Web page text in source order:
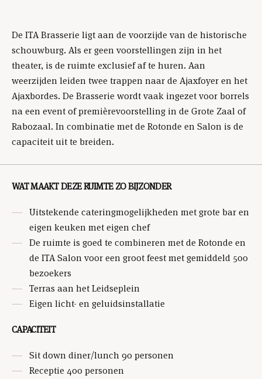
De ITA Brasserie ligt aan de voorzijde van de historische
schouwburg. Als er geen voorstellingen zijn in het
theater, is de ruimte exclusief af te huren. Aan
weerzijden leiden twee trappen naar de Ajaxfoyer en het
Ajaxbordes. De Brasserie wordt vaak ingezet voor borrels
na een event of premièrevoorstelling in de Grote Zaal of
Rabozaal. In combinatie met de Rotonde en Salon is de
capaciteit uit te breiden.
WAT MAAKT DEZE RUIMTE ZO BIJZONDER
Uitstekende cateringmogelijkheden met grote bar en
eigen keuken met eigen chef
De ruimte is goed te combineren met de Rotonde en
de ITA Salon voor een groot feest met gemiddeld 500
bezoekers
Terras aan het Leidseplein
Eigen licht- en geluidsinstallatie
CAPACITEIT
Sit down diner/lunch 90 personen
Receptie 400 personen